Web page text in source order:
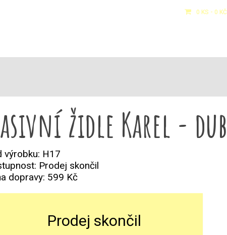
0 KS - 0 KČ
židle Karel - dub
výrobku: H17
Prodej skončil
dopravy: 599 Kč
Prodej skončil